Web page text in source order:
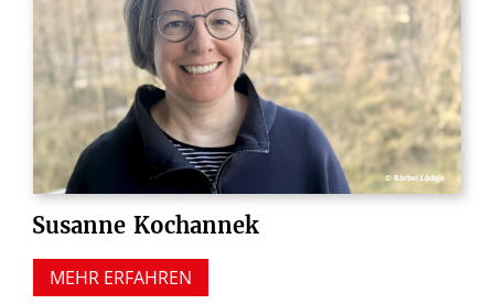
© Bärbel Lödige
Susanne Kochannek
MEHR ERFAHREN